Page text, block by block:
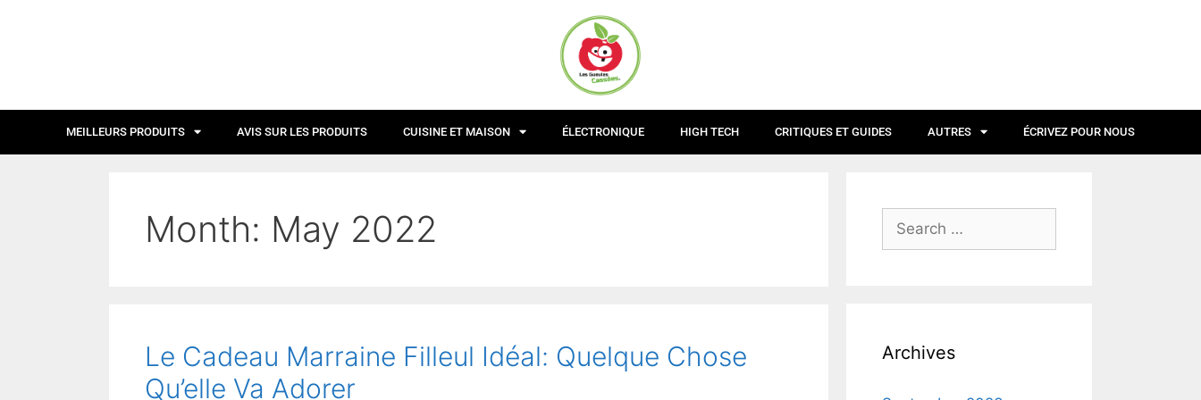
MEILLEURS PRODUITS AVIS SUR LES PRODUITS CUISINE ET MAISON ÉLECTRONIQUE HIGH TECH CRITIQUES ET GUIDES AUTRES ÉCRIVEZ POUR NOUS
Month: May 2022
Le Cadeau Marraine Filleul Idéal: Quelque Chose
Qu’elle Va Adorer
Archives